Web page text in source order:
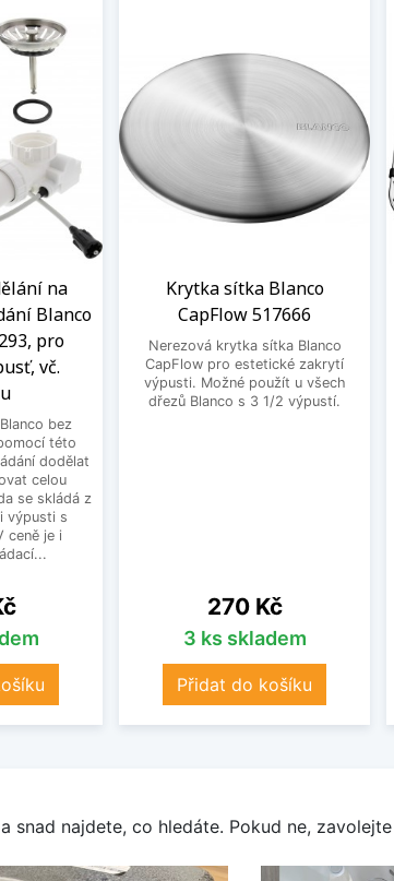
na
Blanco
pro
vč.
bez
této
dodělat
celou
se skládá z
výpusti s
ceně je i
Krytka sítka Blanco
CapFlow 517666
Nerezová krytka sítka Blanco
CapFlow pro estetické zakrytí
výpusti. Možné použít u všech
dřezů Blanco s 3 1/2 výpustí.
Cena
270 Kč
3 ks skladem
Přidat do košíku
snad najdete, co hledáte. Pokud ne,